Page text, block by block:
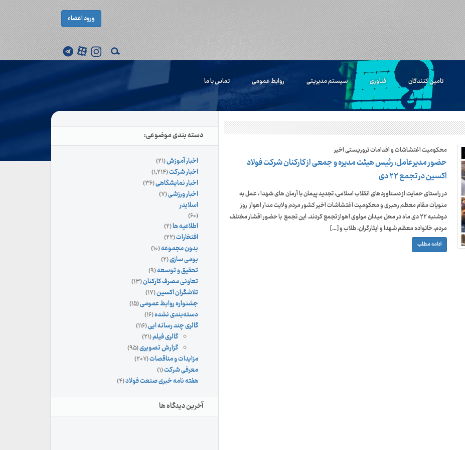
ورود اعضاء
تامین کنندگان فناوری سیستم مدیریتی روابط عمومی تماس با ما
محکومیت اغتشاشات و اقدامات تروریستی اخیر
حضور مدیرعامل، رئیس هیئت مدیره و جمعی از کارکنان شرکت فولاد
اکسین در تجمع ۲۲ دی
در راستای حمایت از دستاورد‌های انقلاب اسلامی، تجدید پیمان با آرمان‌ های شهدا ، عمل به
منویات مقام معظم رهبری و محکومیت اغتشاشات اخیر کشور مردم ولایت مدار اهواز روز
دوشنبه ۲۲ دی ماه در محل میدان مولوی اهواز تجمع کردند. این تجمع با حضور اقشار مختلف
مردم، خانواده معظم شهدا و ایثارگران، طلاب و […]
ادامه مطلب
دسته بندی موضوعی:
اخبار آموزش(۲۱)
اخبار شرکت(۱,۲۱۴)
اخبار نمایشگاهی(۳۶)
اخبار ورزشی(۷)
اسلایدر
(۶۰)
اطلاعیه ها(۲)
افتخارات(۲۲)
بدون مجموعه(۱۰)
بومی سازی(۲)
تحقیق و توسعه(۹)
تعاونی مصرف کارکنان(۱۳)
تلاشگران اکسین(۱۷)
جشنواره روابط عمومی(۱۵)
دسته‌بندی نشده(۱۶)
گالری چند رسانه ایی(۱۱۶)
گالری فیلم(۲۱)
گزارش تصویری(۹۵)
مزایدات و مناقصات(۲۰۷)
معرفی شرکت(۱)
هفته نامه خبری صنعت فولاد(۴)
آخرین دیدگاه ها